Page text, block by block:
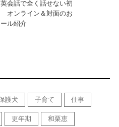
英会話で全く話せない初
オンライン＆対面のお
ル紹介
護犬 子育て 仕事
更年期 和栗恵